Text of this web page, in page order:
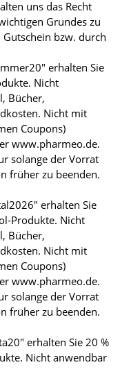
uns das Recht
Grundes zu
bzw. durch
erhalten Sie
Nicht
Bücher,
Nicht mit
Coupons)
www.pharmeo.de.
solange der Vorrat
früher zu beenden.
erhalten Sie
Produkte. Nicht
Bücher,
Nicht mit
Coupons)
www.pharmeo.de.
solange der Vorrat
früher zu beenden.
erhalten Sie 20 %
Nicht anwendbar